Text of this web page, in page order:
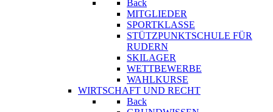
Back
MITGLIEDER
SPORTKLASSE
STÜTZPUNKTSCHULE FÜR
RUDERN
SKILAGER
WETTBEWERBE
WAHLKURSE
WIRTSCHAFT UND RECHT
Back